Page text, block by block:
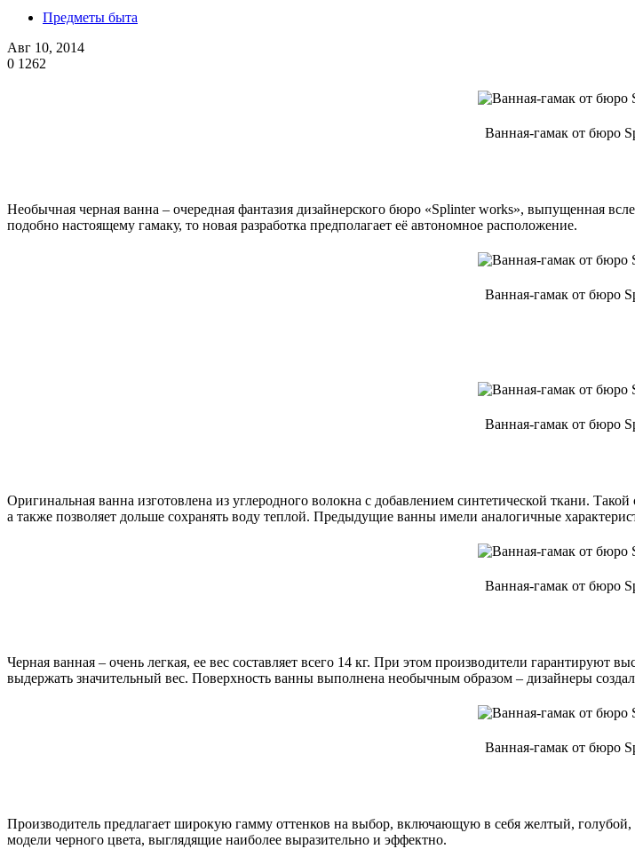
Предметы быта
Авг 10, 2014
0 1262
Ванная-гамак от бюро
Необычная черная ванна – очередная фантазия дизайнерского бюро «Splinter works», выпущенная
подобно настоящему гамаку, то новая разработка предполагает её автономное расположение.
Ванная-гамак от бюро
Ванная-гамак от бюро
Оригинальная ванна изготовлена из углеродного волокна с добавлением синтетической ткани.
а также позволяет дольше сохранять воду теплой. Предыдущие ванны имели аналогичные
Ванная-гамак от бюро
Черная ванная – очень легкая, ее вес составляет всего 14 кг. При этом производители гарантируют
выдержать значительный вес. Поверхность ванны выполнена необычным образом – дизайнеры
Ванная-гамак от бюро
Производитель предлагает широкую гамму оттенков на выбор, включающую в себя желтый,
модели черного цвета, выглядящие наиболее выразительно и эффектно.